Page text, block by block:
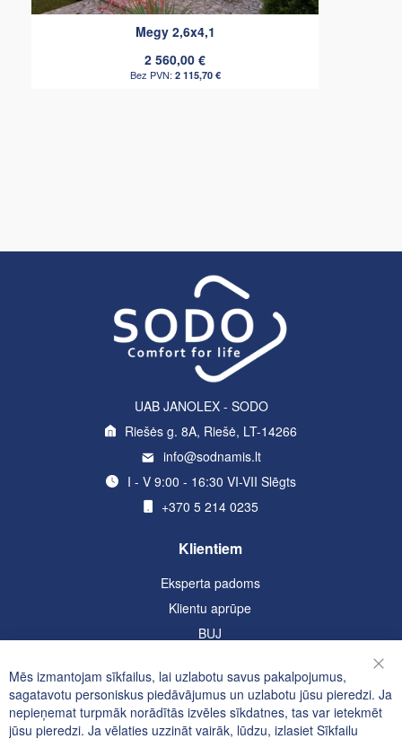
Megy 2,6x4,1
2 560,00 €
2 115,70 €
UAB JANOLEX - SODO
Riešės g. 8A, Riešė, LT-14266
info@sodnamis.lt
I - V 9:00 - 16:30 VI-VII Slēgts
+370 5 214 0235
Klientiem
Eksperta padoms
Klientu aprūpe
BUJ
Informācija
Konfidencialitātes un sīkfailu politika
Meklētie atslēgvārdi
Mēs izmantojam sīkfailus, lai uzlabotu savus pakalpojumus,
sagatavotu personiskus piedāvājumus un uzlabotu jūsu pieredzi. Ja
nepieņemat turpmāk norādītās izvēles sīkdatnes, tas var ietekmēt
jūsu pieredzi. Ja vēlaties uzzināt vairāk, lūdzu, izlasiet Sīkfailu